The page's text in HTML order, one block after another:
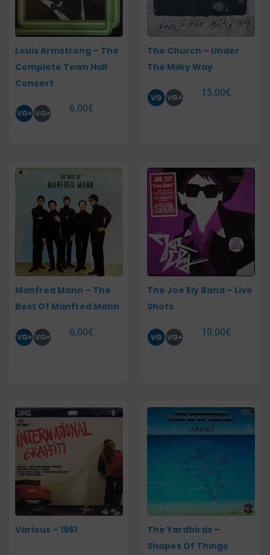
Louis Armstrong – The
Complete Town Hall
Concert
6,00€
The Church – Under
The Milky Way
15,00€
Manfred Mann – The
Best Of Manfred Mann
6,00€
The Joe Ely Band – Live
Shots
10,00€
Various – 1961
The Yardbirds –
Shapes Of Things